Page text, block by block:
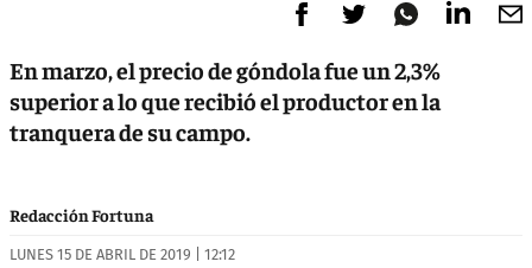
En marzo, el precio de góndola fue un 2,3%
superior a lo que recibió el productor en la
tranquera de su campo.
Redacción Fortuna
LUNES 15 DE ABRIL DE 2019 | 12:12